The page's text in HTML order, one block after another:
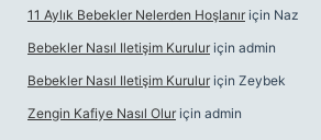
11 Aylık Bebekler Nelerden Hoşlanır için Naz
Bebekler Nasıl Iletişim Kurulur için admin
Bebekler Nasıl Iletişim Kurulur için Zeybek
Zengin Kafiye Nasıl Olur için admin